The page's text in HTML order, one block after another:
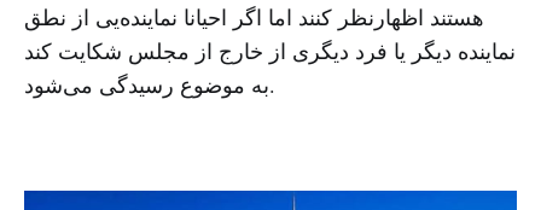
هستند اظهارنظر کنند اما اگر احیانا نماینده‌یی از نطق
نماینده دیگر یا فرد دیگری از خارج از مجلس شکایت کند
به موضوع رسیدگی می‌شود.